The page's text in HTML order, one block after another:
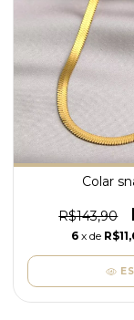
Colar
R$143,90
6 x de